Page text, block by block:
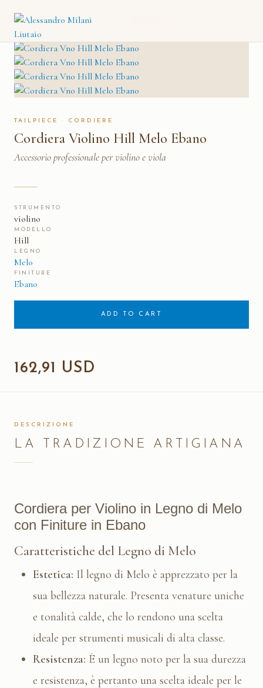
CATALOGO→ CORDIERE
TAILPIECE · CORDIERE
Cordiera Violino Hill Melo Ebano
Accessorio professionale per violino e viola
STRUMENTO
violino
MODELLO
Hill
LEGNO
Melo
FINITURE
Ebano
ADD TO CART
162,91 USD
DESCRIZIONE
LA TRADIZIONE ARTIGIANA
Cordiera per Violino in Legno di Melo
con Finiture in Ebano
Caratteristiche del Legno di Melo
Estetica: Il legno di Melo è apprezzato per la
sua bellezza naturale. Presenta venature uniche
e tonalità calde, che lo rendono una scelta
ideale per strumenti musicali di alta classe.
Resistenza: È un legno noto per la sua durezza
e resistenza, è pertanto una scelta ideale per le